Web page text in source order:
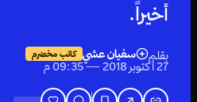
أخيراً.
بقلم سفيان عشي كاتب مخضرم
27 أكتوبر 2018 — 09:35 م